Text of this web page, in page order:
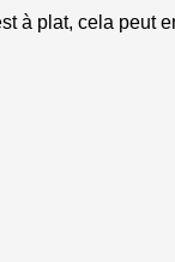
à plat, cela peut